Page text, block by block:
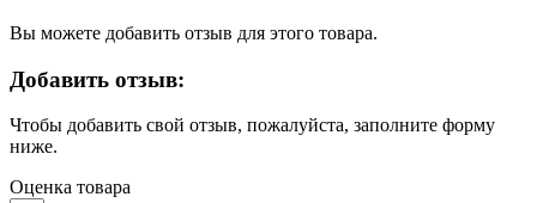
Вы можете добавить отзыв для этого товара.
Добавить отзыв:
Чтобы добавить свой отзыв, пожалуйста, заполните форму
ниже.
Оценка товара